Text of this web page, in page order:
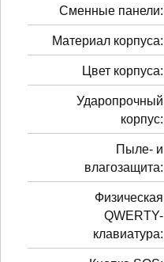
Сменные панели:
Материал корпуса:
Цвет корпуса:
Ударопрочный
корпус:
Пыле- и
влагозащита:
Физическая
QWERTY-
клавиатура: